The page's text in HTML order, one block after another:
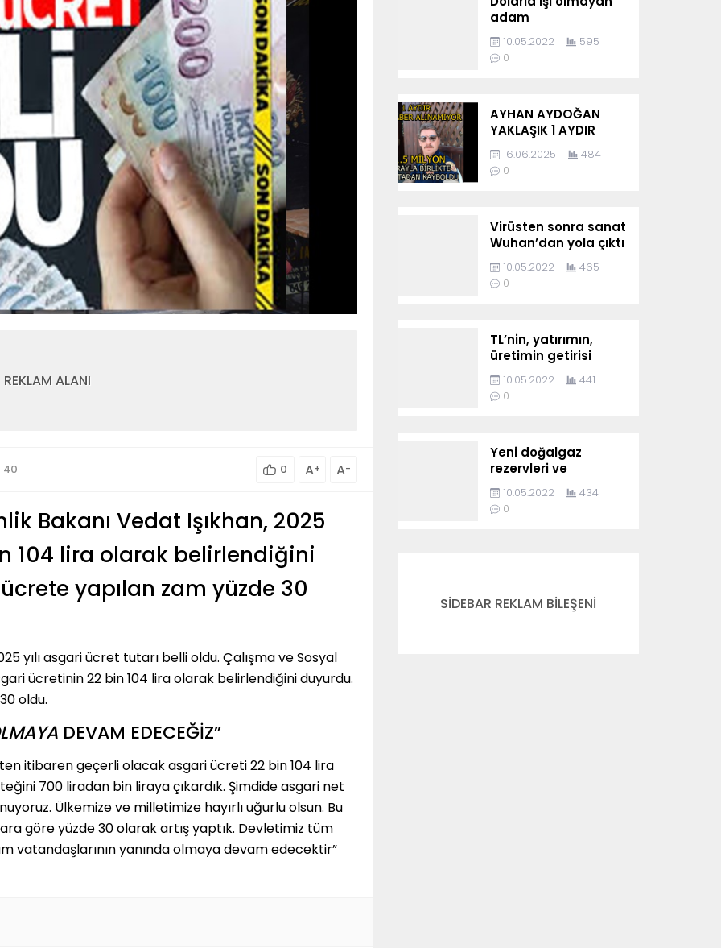
REKLAM ALANI
40 0 A+ A-
Bakanı Vedat Işıkhan, 2025
104 lira olarak belirlendiğini
yapılan zam yüzde 30
yılı asgari ücret tutarı belli oldu. Çalışma ve Sosyal
ücretinin 22 bin 104 lira olarak belirlendiğini duyurdu.
oldu.
DEVAM EDECEĞİZ”
itibaren geçerli olacak asgari ücreti 22 bin 104 lira
700 liradan bin liraya çıkardık. Şimdide asgari net
Ülkemize ve milletimize hayırlı uğurlu olsun. Bu
göre yüzde 30 olarak artış yaptık. Devletimiz tüm
vatandaşlarının yanında olmaya devam edecektir”
adam
10.05.2022
595
0
AYHAN AYDOĞAN
YAKLAŞIK 1 AYDIR
KAYIP16.06.2025
484
0
Virüsten sonra sanat
Wuhan’dan yola çıktı
10.05.2022
465
0
TL’nin, yatırımın,
üretimin getirisi
10.05.2022
441
0
Yeni doğalgaz
rezervleri ve
Karadeniz’in
jeopolitiği
10.05.2022
434
0
SİDEBAR REKLAM BİLEŞENİ